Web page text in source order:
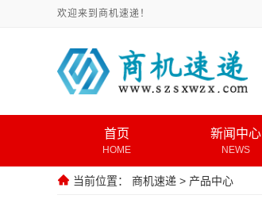
欢迎来到商机速递！
首页
HOME
新闻中心
NEWS
当前位置： 商机速递 > 产品中心